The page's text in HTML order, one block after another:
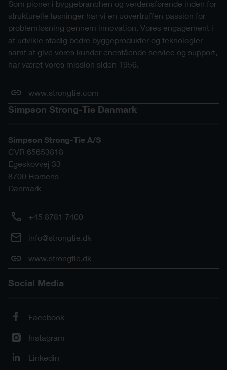
Som pioner i byggebranchen og verdensførende inden for
strukturelle løsninger har vi en uovertruffen passion for
problemløsning gennem innovation. Vores engagement i
at udvikle stadig bedre byggeprodukter og teknologier
samt at give vores kunder enestående service og support,
har været vores mission siden 1956.
www.strongtie.com
Simpson Strong-Tie Danmark
Simpson Strong-Tie A/S
CVR 65653818
Egeskovvej 33
8700 Horsens
Danmark
+45 8781 7400
info@strongtie.dk
www.strongtie.dk
Social Media
Facebook
Instagram
Linkedin